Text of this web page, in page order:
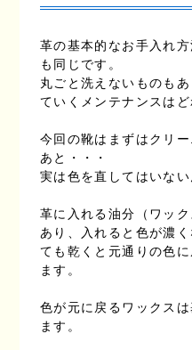
革の基本的なお手入れ
も同じです。
丸ごと洗えないものも
ていくメンテナンスはど
今回の靴はまずはクリ
あと・・・
実は色を直してはいない
革に入れる油分（ワッ
あり、入れると色が濃
ても乾くと元通りの色
ます。
色が元に戻るワックス
ます。